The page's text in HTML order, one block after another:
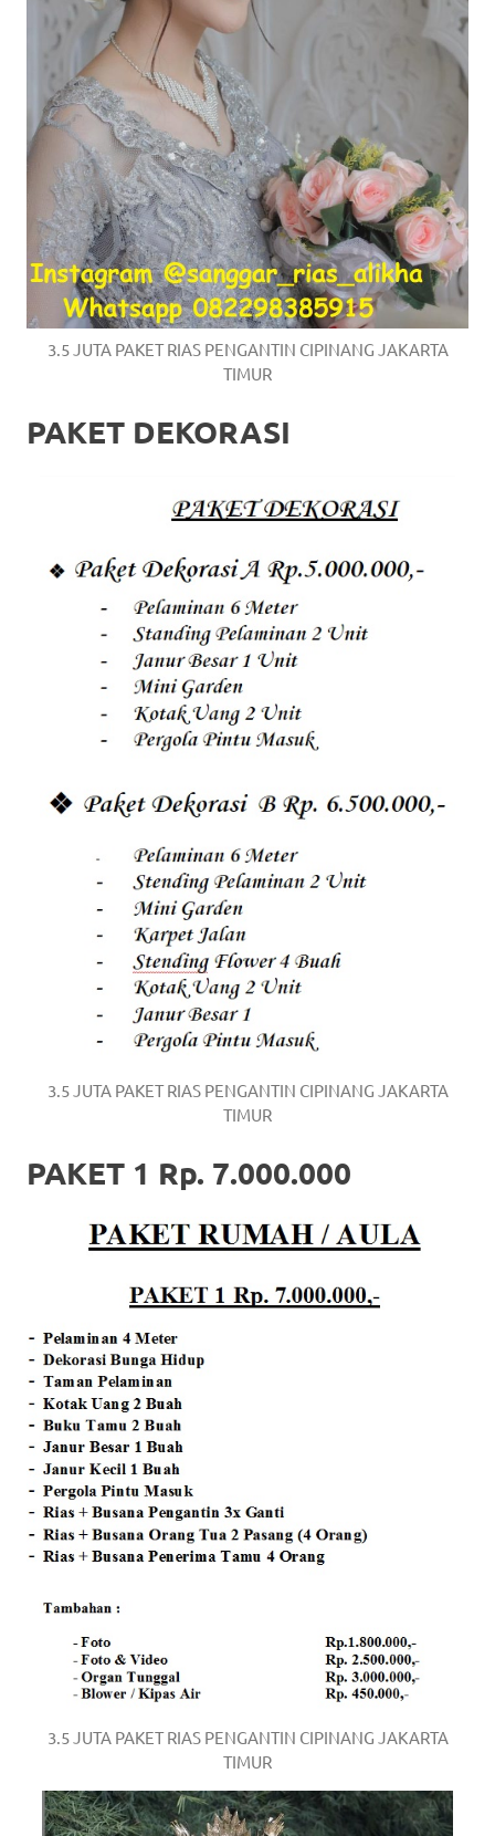
3.5 JUTA PAKET RIAS PENGANTIN CIPINANG JAKARTA
TIMUR
PAKET DEKORASI
3.5 JUTA PAKET RIAS PENGANTIN CIPINANG JAKARTA
TIMUR
PAKET 1 Rp. 7.000.000
3.5 JUTA PAKET RIAS PENGANTIN CIPINANG JAKARTA
TIMUR